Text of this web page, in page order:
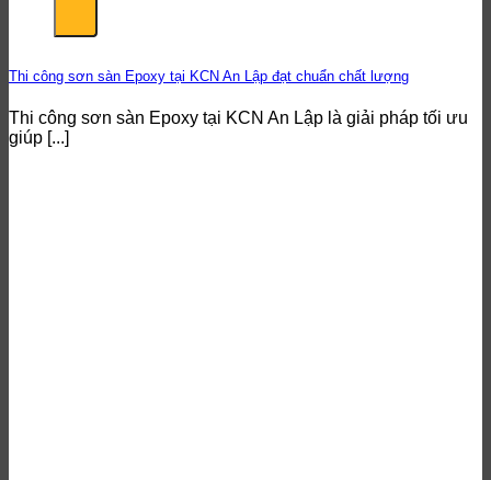
Thi công sơn sàn Epoxy tại KCN An Lập đạt chuẩn chất lượng
Thi công sơn sàn Epoxy tại KCN An Lập là giải pháp tối ưu
giúp [...]